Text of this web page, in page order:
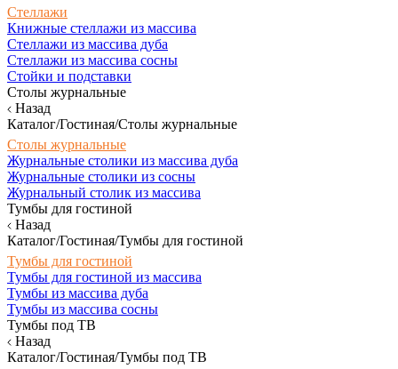
Стеллажи
Книжные стеллажи из массива
Стеллажи из массива дуба
Стеллажи из массива сосны
Стойки и подставки
Столы журнальные
Назад
Каталог/Гостиная/Столы журнальные
Столы журнальные
Журнальные столики из массива дуба
Журнальные столики из сосны
Журнальный столик из массива
Тумбы для гостиной
Назад
Каталог/Гостиная/Тумбы для гостиной
Тумбы для гостиной
Тумбы для гостиной из массива
Тумбы из массива дуба
Тумбы из массива сосны
Тумбы под ТВ
Назад
Каталог/Гостиная/Тумбы под ТВ